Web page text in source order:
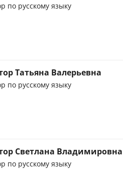
по русскому языку
Татьяна Валерьевна
по русскому языку
Светлана Владимировна
по русскому языку